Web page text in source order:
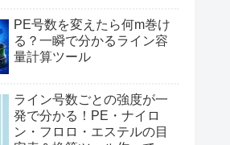
PE号数を変えたら何m巻け
る？一瞬で分かるライン容
量計算ツール
ライン号数ごとの強度が一
発で分かる！PE・ナイロ
ン・フロロ・エステルの目